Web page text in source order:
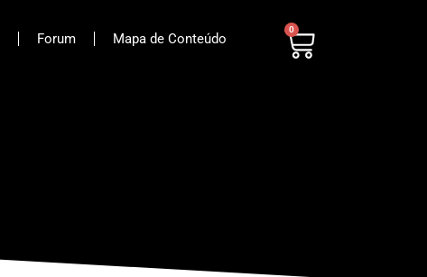
Forum Mapa de Conteúdo
0